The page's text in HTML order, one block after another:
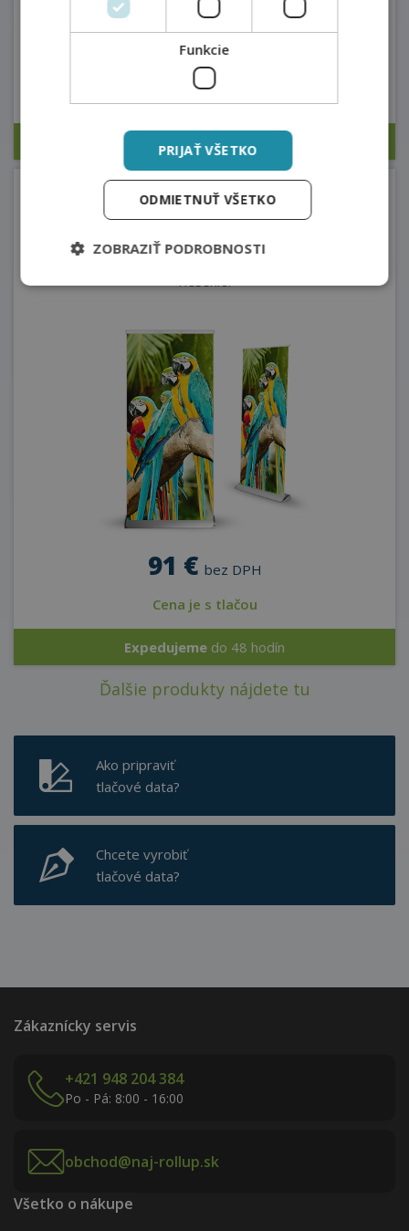
65 €bez DPH
Cena je s tlačou
Expedujemedo 48 hodín
Roll Up Exclusive
Masívny , stabilný a designový rollup.
91 € bez DPH
Cena je s tlačou
Expedujeme do 48 hodín
Ďalšie produkty nájdete tu
Ako pripraviť
tlačové data?
Chcete vyrobiť
tlačové data?
Zákaznícky servis
+421 948 204 384
Po - Pá: 8:00 - 16:00
obchod@naj-rollup.sk
Všetko o nákupe
Funkcie
PRIJAŤ VŠETKO
ODMIETNUŤ VŠETKO
ZOBRAZIŤ PODROBNOSTI